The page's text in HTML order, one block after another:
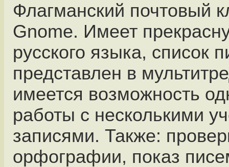
Флагманский почтовый
Gnome. Имеет
русского языка, список
представлен в
имеется возможность
работы с несколькими
записями. Также:
орфографии, показ